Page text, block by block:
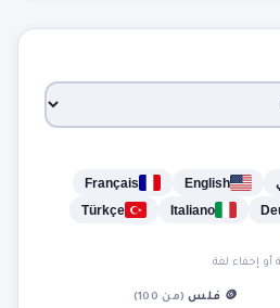
English
Français
Italiano
Türkçe
أو إخفاء لغة
🪙 فلس (من 100)